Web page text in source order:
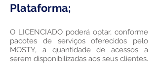
Plataforma;
O LICENCIADO poderá optar, conforme
pacotes de serviços oferecidos pelo
MOSTY, a quantidade de acessos a
serem disponibilizadas aos seus clientes.